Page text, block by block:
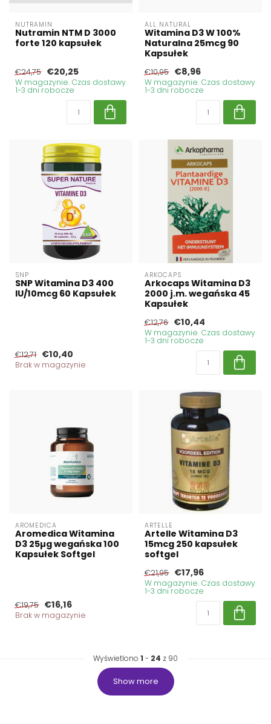
NUTRAMIN
Nutramin NTM D 3000
forte 120 kapsułek
€24,75 €20,25
W magazynie. Czas dostawy
1-3 dni robocze
ALL NATURAL
Witamina D3 W 100%
Naturalna 25mcg 90
Kapsułek
€10,95 €8,96
W magazynie. Czas dostawy
1-3 dni robocze
SNP
SNP Witamina D3 400
IU/10mcg 60 Kapsułek
€12,71 €10,40
Brak w magazynie
ARKOCAPS
Arkocaps Witamina D3
2000 j.m. wegańska 45
Kapsułek
€12,76 €10,44
W magazynie. Czas dostawy
1-3 dni robocze
AROMEDICA
Aromedica Witamina
D3 25µg wegańska 100
Kapsułek Softgel
€19,75 €16,16
Brak w magazynie
ARTELLE
Artelle Witamina D3
15mcg 250 kapsułek
softgel
€21,95 €17,96
W magazynie. Czas dostawy
1-3 dni robocze
Wyświetlono 1 - 24 z 90
Show more